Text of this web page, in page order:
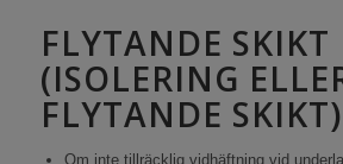
FLYTANDE SKIKT
(ISOLERING
FLYTANDE SKIKT)
Om inte tillräcklig vidhäftning vid